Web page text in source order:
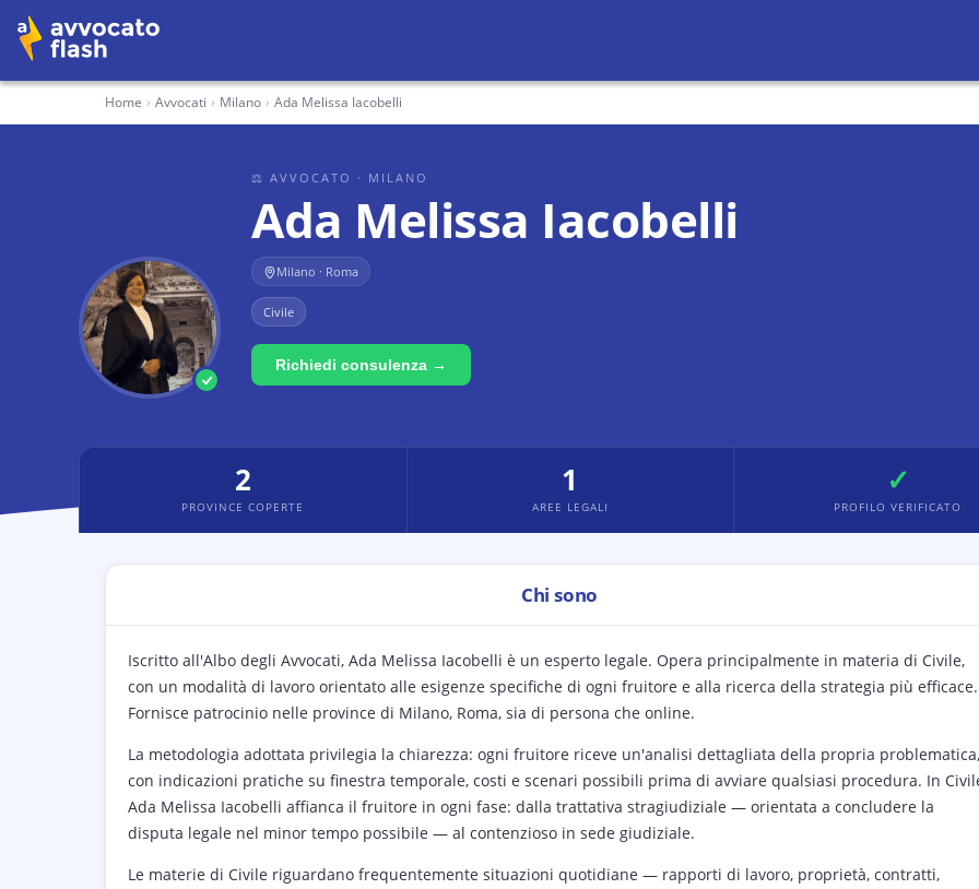
Home › Avvocati › Milano › Ada Melissa Iacobelli
⚖ AVVOCATO · MILANO
Ada Melissa Iacobelli
Milano · Roma
Civile
Richiedi consulenza →
2
PROVINCE COPERTE
1
AREE LEGALI
✓
PROFILO VERIFICATO
Chi sono
Iscritto all'Albo degli Avvocati, Ada Melissa Iacobelli è un esperto legale. Opera principalmente in materia di Civile,
con un modalità di lavoro orientato alle esigenze specifiche di ogni fruitore e alla ricerca della strategia più efficace.
Fornisce patrocinio nelle province di Milano, Roma, sia di persona che online.
La metodologia adottata privilegia la chiarezza: ogni fruitore riceve un'analisi dettagliata della propria problematica,
con indicazioni pratiche su finestra temporale, costi e scenari possibili prima di avviare qualsiasi procedura. In
Ada Melissa Iacobelli affianca il fruitore in ogni fase: dalla trattativa stragiudiziale — orientata a concludere la
disputa legale nel minor tempo possibile — al contenzioso in sede giudiziale.
Le materie di Civile riguardano frequentemente situazioni quotidiane — rapporti di lavoro, proprietà, contratti,